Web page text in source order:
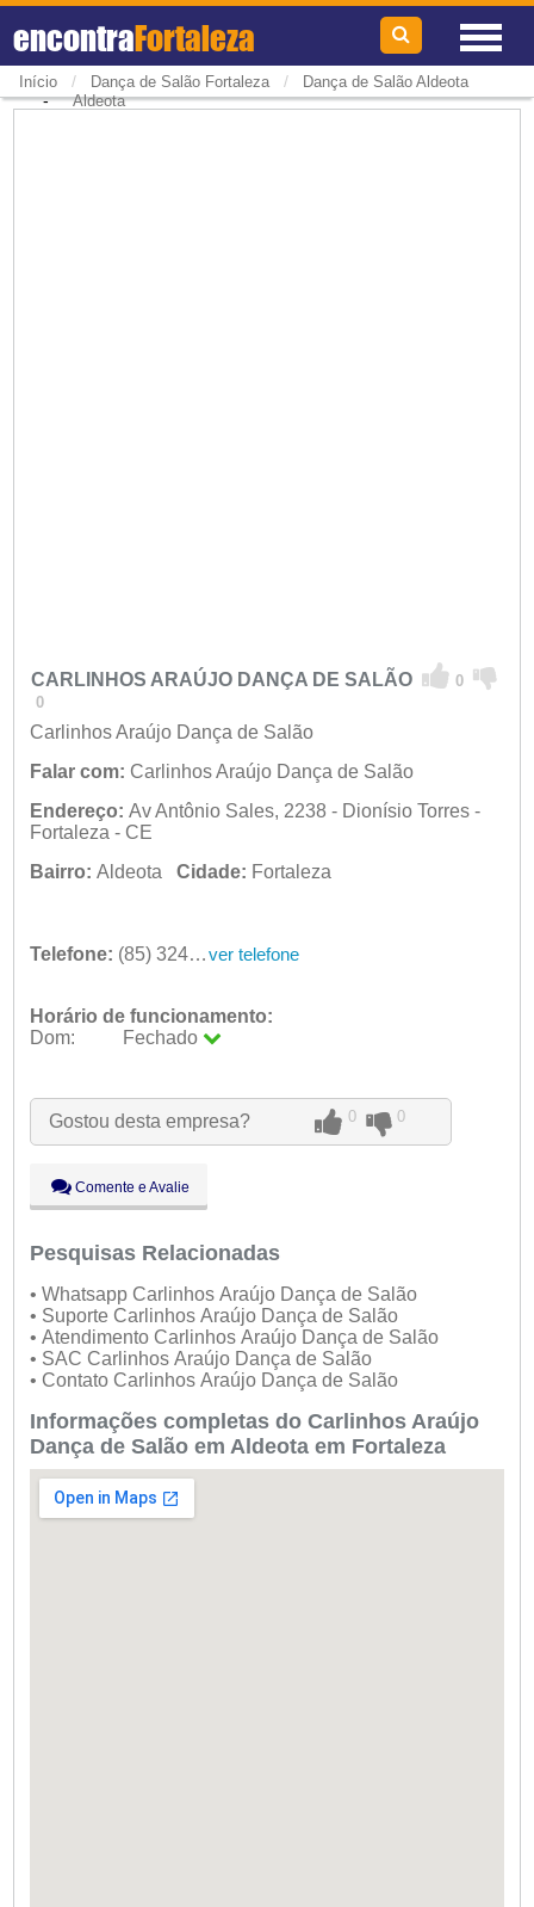
encontraFortaleza
Início / Dança de Salão Fortaleza / Dança de Salão Aldeota
-Aldeota
CARLINHOS ARAÚJO DANÇA DE SALÃO
0
0
Carlinhos Araújo Dança de Salão
Falar com: Carlinhos Araújo Dança de Salão
Endereço: Av Antônio Sales, 2238 - Dionísio Torres -
Fortaleza - CE
Bairro: Aldeota Cidade: Fortaleza
Telefone: (85) 3244-2999 ver telefone
Horário de funcionamento:
Dom:
Fechado
Qua:
09:00 - 18:00
Qui:
09:00 - 18:00
Sáb:
Dom:
Fechado
Gostou desta empresa? 0 0
Comente e Avalie
Pesquisas Relacionadas
• Whatsapp Carlinhos Araújo Dança de Salão
• Suporte Carlinhos Araújo Dança de Salão
• Atendimento Carlinhos Araújo Dança de Salão
• SAC Carlinhos Araújo Dança de Salão
• Contato Carlinhos Araújo Dança de Salão
Informações completas do Carlinhos Araújo
Dança de Salão em Aldeota em Fortaleza